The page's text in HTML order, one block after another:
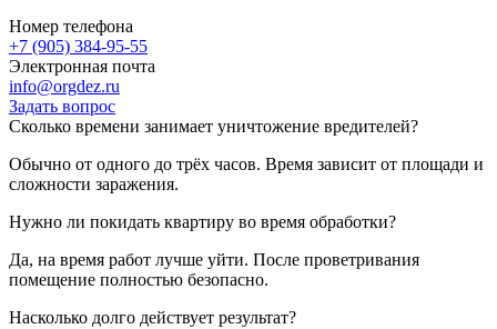
Номер телефона
+7 (905) 384-95-55
Электронная почта
info@orgdez.ru
Задать вопрос
Сколько времени занимает уничтожение вредителей?
Обычно от одного до трёх часов. Время зависит от площади и
сложности заражения.
Нужно ли покидать квартиру во время обработки?
Да, на время работ лучше уйти. После проветривания
помещение полностью безопасно.
Насколько долго действует результат?